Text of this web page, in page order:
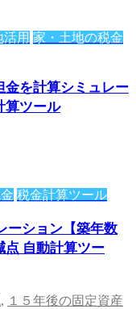
活用 家・土地の税金
金を計算シミュレー
算ツール
税金計算ツール
ーション【築年数
点 自動計算ツー
, １５年後の固定資産